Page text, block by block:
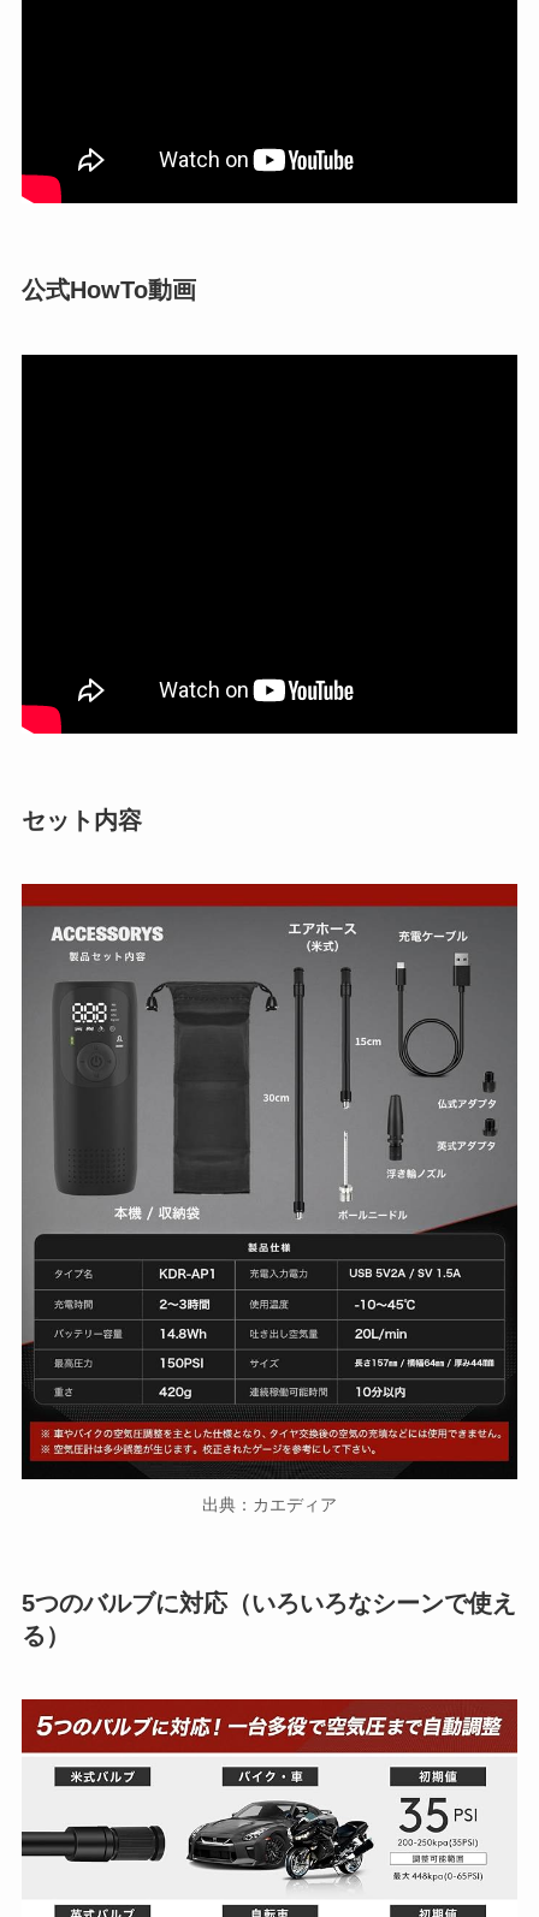
公式HowTo動画
セット内容
出典：カエディア
5つのバルブに対応（いろいろなシーンで使え
る）